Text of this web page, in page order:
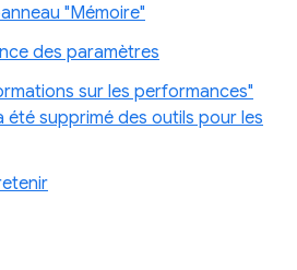
"Mémoire"
des paramètres
sur les performances"
été supprimé des outils pour les